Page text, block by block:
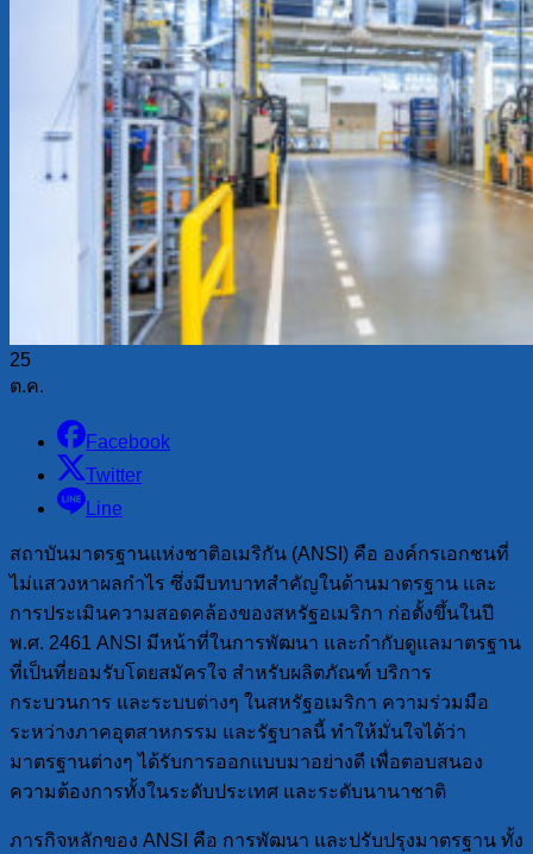
25
ต.ค.
Facebook
Twitter
Line
สถาบันมาตรฐานแห่งชาติอเมริกัน (ANSI) คือ องค์กรเอกชนที่
ไม่แสวงหาผลกำไร ซึ่งมีบทบาทสำคัญในด้านมาตรฐาน และ
การประเมินความสอดคล้องของสหรัฐอเมริกา ก่อตั้งขึ้นในปี
พ.ศ. 2461 ANSI มีหน้าที่ในการพัฒนา และกำกับดูแลมาตรฐาน
ที่เป็นที่ยอมรับโดยสมัครใจ สำหรับผลิตภัณฑ์ บริการ
กระบวนการ และระบบต่างๆ ในสหรัฐอเมริกา ความร่วมมือ
ระหว่างภาคอุตสาหกรรม และรัฐบาลนี้ ทำให้มั่นใจได้ว่า
มาตรฐานต่างๆ ได้รับการออกแบบมาอย่างดี เพื่อตอบสนอง
ความต้องการทั้งในระดับประเทศ และระดับนานาชาติ
ภารกิจหลักของ ANSI คือ การพัฒนา และปรับปรุงมาตรฐาน ทั้ง